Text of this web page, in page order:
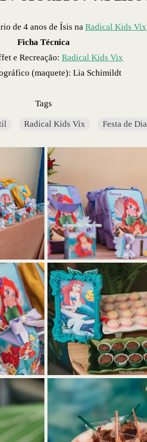
de 4 anos de Ísis na Radical Kids Vix
Ficha Técnica
e Recreação: Radical Kids Vix
(maquete): Lia Schimildt
Tags
Radical Kids Vix Festa de Dia